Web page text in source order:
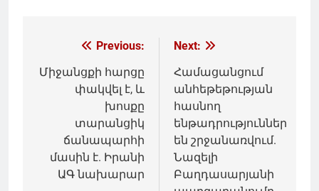
Գրառումների
նավարկումը
Previous:
Միջանցքի հարցը
փակվել է, և
խոսքը
տարանցիկ
ճանապարհի
մասին է. Իրանի
ԱԳ նախարար
Next:
Համացանցում
անհեթեթության
հասնող
ենթադրություններ
են շրջանառվում.
Նազելի
Բաղդասարյանի